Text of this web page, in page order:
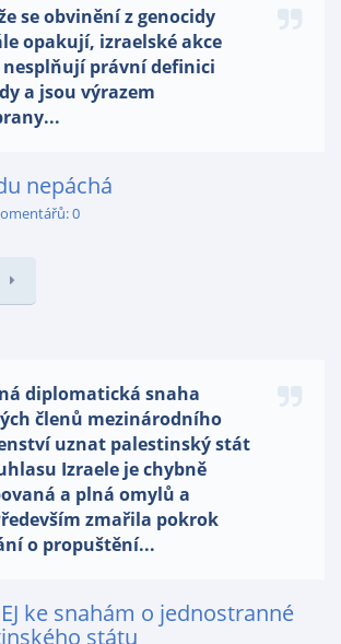
se obvinění z genocidy
opakují, izraelské akce
nesplňují právní definici
a jsou výrazem
nepáchá
0
diplomatická snaha
členů mezinárodního
uznat palestinský stát
Izraele je chybně
a plná omylů a
zmařila pokrok
o propuštění...
ke snahám o jednostranné
státu